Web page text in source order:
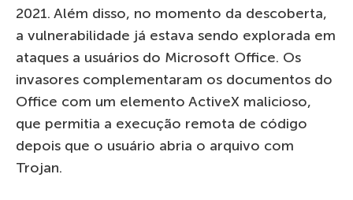
2021. Além disso, no momento da descoberta,
a vulnerabilidade já estava sendo explorada em
ataques a usuários do Microsoft Office. Os
invasores complementaram os documentos do
Office com um elemento ActiveX malicioso,
que permitia a execução remota de código
depois que o usuário abria o arquivo com
Trojan.